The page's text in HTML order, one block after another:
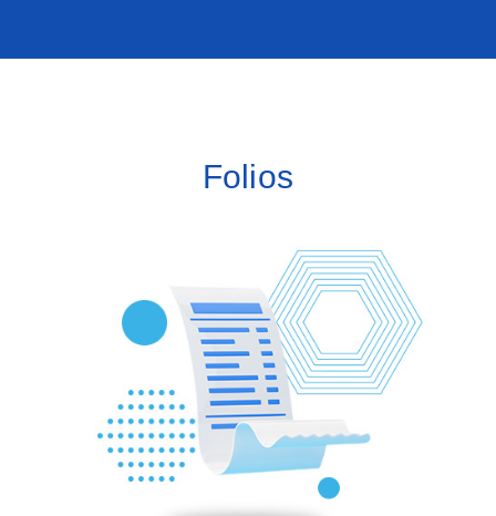
Folios
Adquiere folios extra para facturar con SISO
FACTURACIÓN